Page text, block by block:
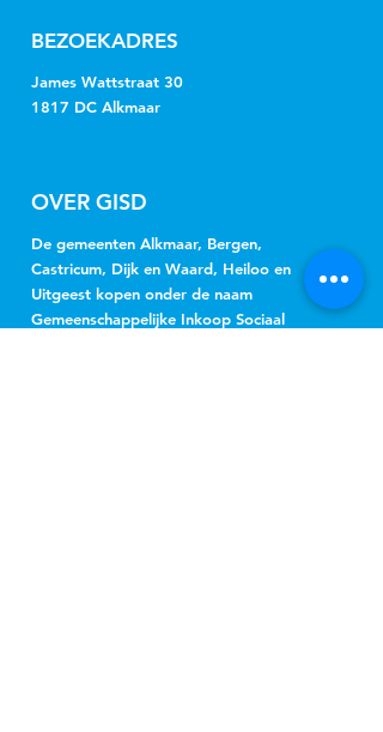
BEZOEKADRES
James Wattstraat 30
1817 DC Alkmaar
OVER GISD
De gemeenten Alkmaar, Bergen,
Castricum, Dijk en Waard, Heiloo en
Uitgeest kopen onder de naam
Gemeenschappelijke Inkoop Sociaal